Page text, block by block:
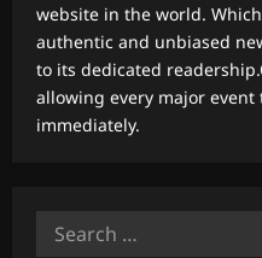
website in the world.
authentic and unbiased
to its dedicated
allowing every major event
immediately.
Search